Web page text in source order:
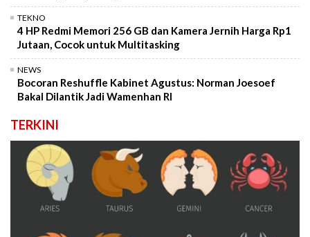
TEKNO
4 HP Redmi Memori 256 GB dan Kamera Jernih Harga Rp1
Jutaan, Cocok untuk Multitasking
NEWS
Bocoran Reshuffle Kabinet Agustus: Norman Joesoef
Bakal Dilantik Jadi Wamenhan RI
TERKINI